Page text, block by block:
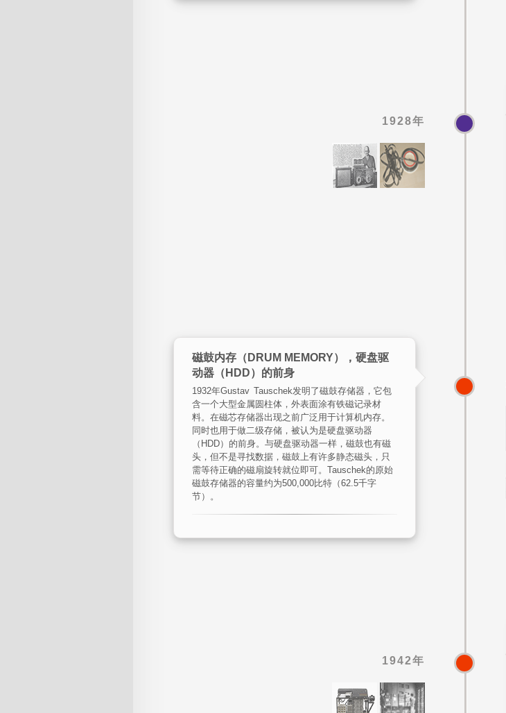
1928年
磁鼓内存（DRUM MEMORY），硬盘驱
动器（HDD）的前身
1932年Gustav Tauschek发明了磁鼓存储器，它包
含一个大型金属圆柱体，外表面涂有铁磁记录材
料。在磁芯存储器出现之前广泛用于计算机内存。
同时也用于做二级存储，被认为是硬盘驱动器
（HDD）的前身。与硬盘驱动器一样，磁鼓也有磁
头，但不是寻找数据，磁鼓上有许多静态磁头，只
需等待正确的磁扇旋转就位即可。Tauschek的原始
磁鼓存储器的容量约为500,000比特（62.5千字
节）。
1942年